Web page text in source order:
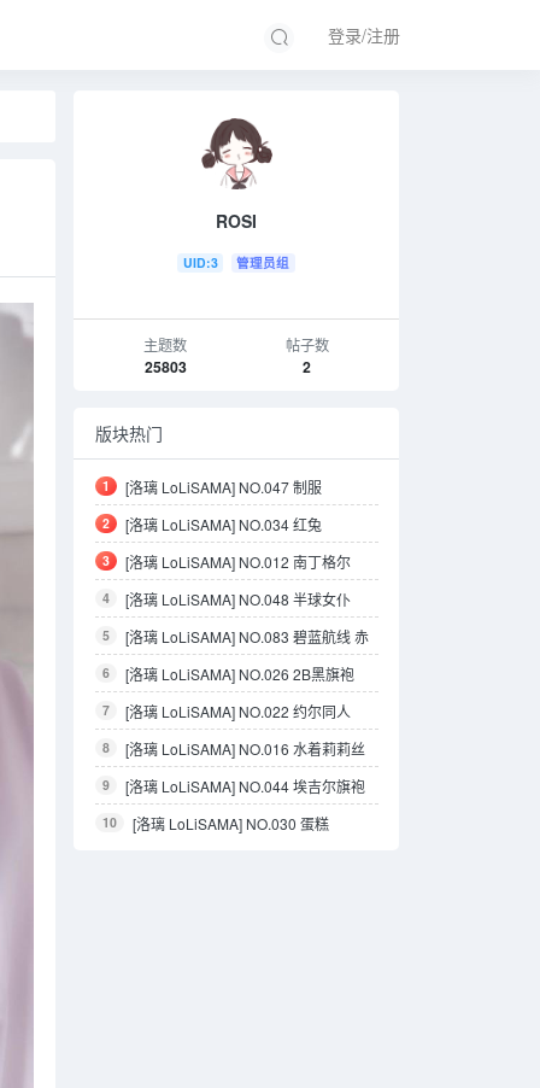
登录/注册
ROSI
UID:3 管理员组
主题数
25803
帖子数
2
版块热门
1 [洛璃 LoLiSAMA] NO.047 制服
2 [洛璃 LoLiSAMA] NO.034 红兔
3 [洛璃 LoLiSAMA] NO.012 南丁格尔
4 [洛璃 LoLiSAMA] NO.048 半球女仆
5
[洛璃 LoLiSAMA] NO.083 碧蓝航线 赤
城礼服
6 [洛璃 LoLiSAMA] NO.026 2B黑旗袍
7 [洛璃 LoLiSAMA] NO.022 约尔同人
8 [洛璃 LoLiSAMA] NO.016 水着莉莉丝
9
[洛璃 LoLiSAMA] NO.044 埃吉尔旗袍
金龙腾祥云
10 [洛璃 LoLiSAMA] NO.030 蛋糕